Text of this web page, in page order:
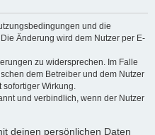
und die
Änderung wird dem Nutzer per E-
zu widersprechen. Im Falle
dem Betreiber und dem Nutzer
Wirkung.
und verbindlich, wenn der Nutzer
deinen persönlichen Daten